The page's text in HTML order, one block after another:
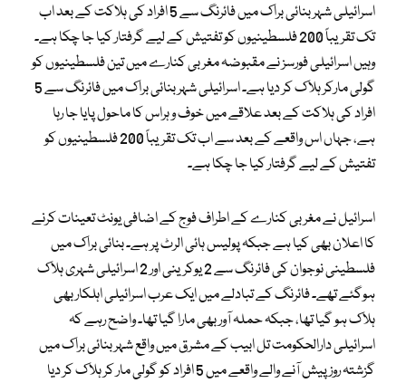
اسرائیلی شہر بنائی براک میں فائرنگ سے 5 افراد کی ہلاکت کے بعد اب
تک تقریباً 200 فلسطینیوں کو تفتیش کے لیے گرفتار کیا جا چکا ہے۔
وہیں اسرائیلی فورسز نے مقبوضہ مغربی کنارے میں تین فلسطینیوں کو
گولی مارکر ہلاک کر دیا ہے۔ اسرائیلی شہر بنائی براک میں فائرنگ سے 5
افراد کی ہلاکت کے بعد علاقے میں خوف و ہراس کا ماحول پایا جا رہا
ہے، جہاں اس واقعے کے بعد سے اب تک تقریباً 200 فلسطینیوں کو
تفتیش کے لیے گرفتار کیا جا چکا ہے۔
اسرائیل نے مغربی کنارے کے اطراف فوج کے اضافی یونٹ تعینات کرنے
کا اعلان بھی کیا ہے جبکہ پولیس ہائی الرٹ پر ہے۔ بنائی براک میں
فلسطینی نوجوان کی فائرنگ سے 2 یوکرینی اور 2 اسرائیلی شہری ہلاک
ہوگئے تھے۔ فائرنگ کے تبادلے میں ایک عرب اسرائیلی اہلکار بھی
ہلاک ہو گیا تھا، جبکہ حملہ آور بھی مارا گیا تھا۔ واضح رہے کہ
اسرائیلی دارالحکومت تل ابیب کے مشرق میں واقع شہر بنائی براک میں
گزشتہ روز پیش آنے والے واقعے میں 5 افراد کو گولی مار کر ہلاک کر دیا